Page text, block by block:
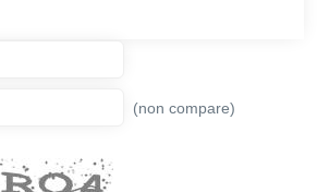
(non compare)